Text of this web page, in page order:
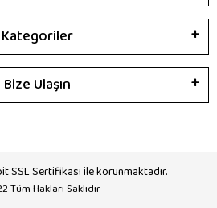
Kategoriler
Bize Ulaşın
SSL Sertifikası ile korunmaktadır.
Tüm Hakları Saklıdır